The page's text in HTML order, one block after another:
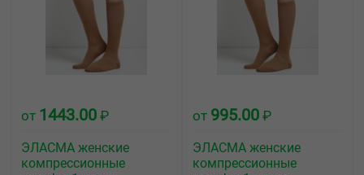
от 1443.00 ₽
ЭЛАСМА женские
компрессионные
от 995.00 ₽
ЭЛАСМА женские
компрессионные